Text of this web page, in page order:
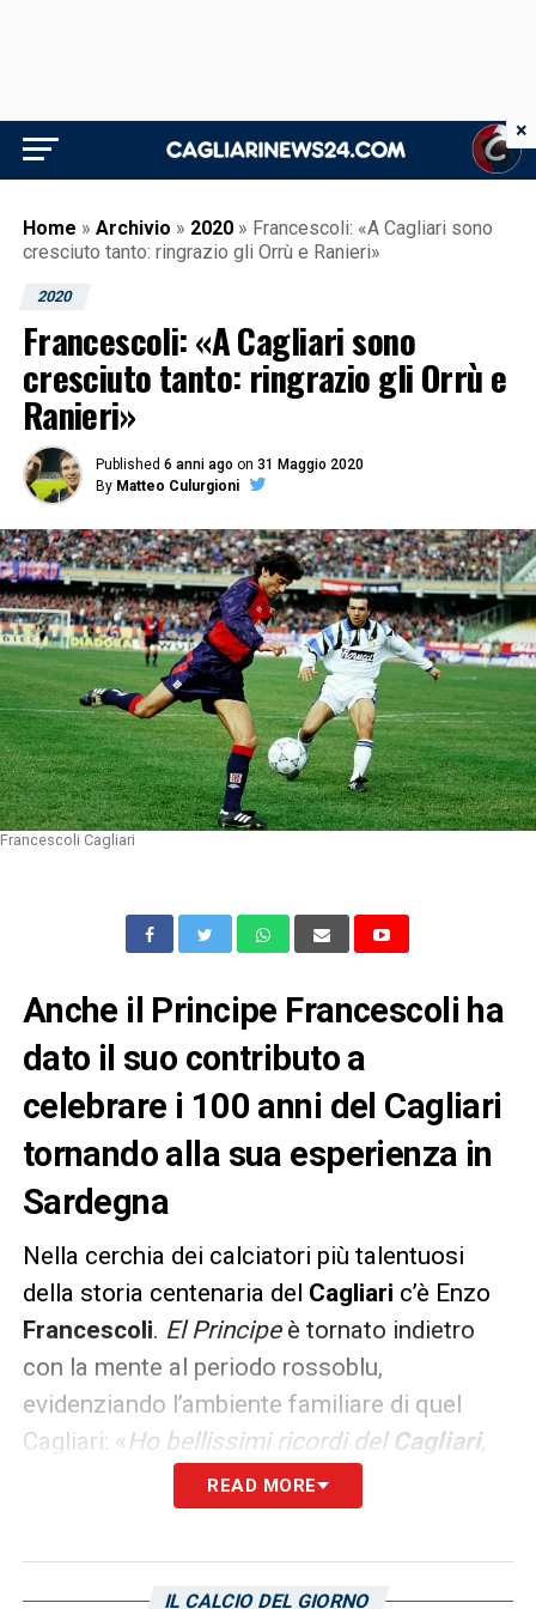
Home » Archivio » 2020 » Francescoli: «A Cagliari sono
cresciuto tanto: ringrazio gli Orrù e Ranieri»
2020
Francescoli: «A Cagliari sono
cresciuto tanto: ringrazio gli Orrù e
Ranieri»
Published 6 anni ago on 31 Maggio 2020
By Matteo Culurgioni
Francescoli Cagliari
Anche il Principe Francescoli ha
dato il suo contributo a
celebrare i 100 anni del Cagliari
tornando alla sua esperienza in
Sardegna
Nella cerchia dei calciatori più talentuosi
della storia centenaria del Cagliari c’è Enzo
Francescoli. ElPrincipeè tornato indietro
con la mente al periodo rossoblu,
evidenziando l’ambiente familiare di quel
Cagliari: « Ho bellissimi ricordi del Cagliari,
della Sardegna, della famiglia
soprattutto diRanieri. Sono arrivato là con
tempi sono stati durissimi, stavo un po’ male
READ MORE
IL CALCIO DEL GIORNO
×